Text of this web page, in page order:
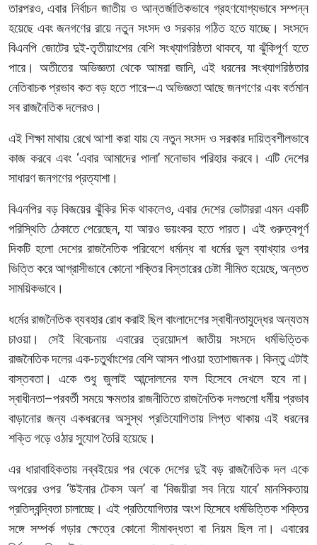
তারপরও, এবার নির্বাচন জাতীয় ও আন্তর্জাতিকভাবে গ্রহণযোগ্যভাবে সম্পন্ন
হয়েছে এবং জনগণের রায়ে নতুন সংসদ ও সরকার গঠিত হতে যাচ্ছে। সংসদে
বিএনপি জোটের দুই-তৃতীয়াংশের বেশি সংখ্যাগরিষ্ঠতা থাকবে, যা ঝুঁকিপূর্ণ হতে
পারে। অতীতের অভিজ্ঞতা থেকে আমরা জানি, এই ধরনের সংখ্যাগরিষ্ঠতার
নেতিবাচক প্রভাব কত বড় হতে পারে—এ অভিজ্ঞতা আছে জনগণের এবং বর্তমান
সব রাজনৈতিক দলেরও।
এই শিক্ষা মাথায় রেখে আশা করা যায় যে নতুন সংসদ ও সরকার দায়িত্বশীলভাবে
কাজ করবে এবং ‘এবার আমাদের পালা’ মনোভাব পরিহার করবে। এটি দেশের
সাধারণ জনগণের প্রত্যাশা।
বিএনপির বড় বিজয়ের ঝুঁকির দিক থাকলেও, এবার দেশের ভোটাররা এমন একটি
পরিস্থিতি ঠেকাতে পেরেছেন, যা আরও ভয়ংকর হতে পারত। এই গুরুত্বপূর্ণ
দিকটি হলো দেশের রাজনৈতিক পরিবেশে ধর্মান্ধ বা ধর্মের ভুল ব্যাখ্যার ওপর
ভিত্তি করে আগ্রাসীভাবে কোনো শক্তির বিস্তারের চেষ্টা সীমিত হয়েছে, অন্তত
সাময়িকভাবে।
ধর্মের রাজনৈতিক ব্যবহার রোধ করাই ছিল বাংলাদেশের স্বাধীনতাযুদ্ধের অন্যতম
চাওয়া। সেই বিবেচনায় এবারের ত্রয়োদশ জাতীয় সংসদে ধর্মভিত্তিক
রাজনৈতিক দলের এক-চতুর্থাংশের বেশি আসন পাওয়া হতাশাজনক। কিন্তু এটাই
বাস্তবতা। একে শুধু জুলাই আন্দোলনের ফল হিসেবে দেখলে হবে না।
স্বাধীনতা–পরবর্তী সময়ে ক্ষমতার রাজনীতিতে রাজনৈতিক দলগুলো ধর্মীয় প্রভাব
বাড়ানোর জন্য একধরনের অসুস্থ প্রতিযোগিতায় লিপ্ত থাকায় এই ধরনের
শক্তি গড়ে ওঠার সুযোগ তৈরি হয়েছে।
এর ধারাবাহিকতায় নব্বইয়ের পর থেকে দেশের দুই বড় রাজনৈতিক দল একে
অপরের ওপর ‘উইনার টেকস অল’ বা ‘বিজয়ীরা সব নিয়ে যাবে’ মানসিকতায়
প্রতিদ্বন্দ্বিতা চালাচ্ছে। এই প্রতিযোগিতার অংশ হিসেবে ধর্মভিত্তিক শক্তির
সঙ্গে সম্পর্ক গড়ার ক্ষেত্রে কোনো সীমাবদ্ধতা বা নিয়ম ছিল না। এবারের